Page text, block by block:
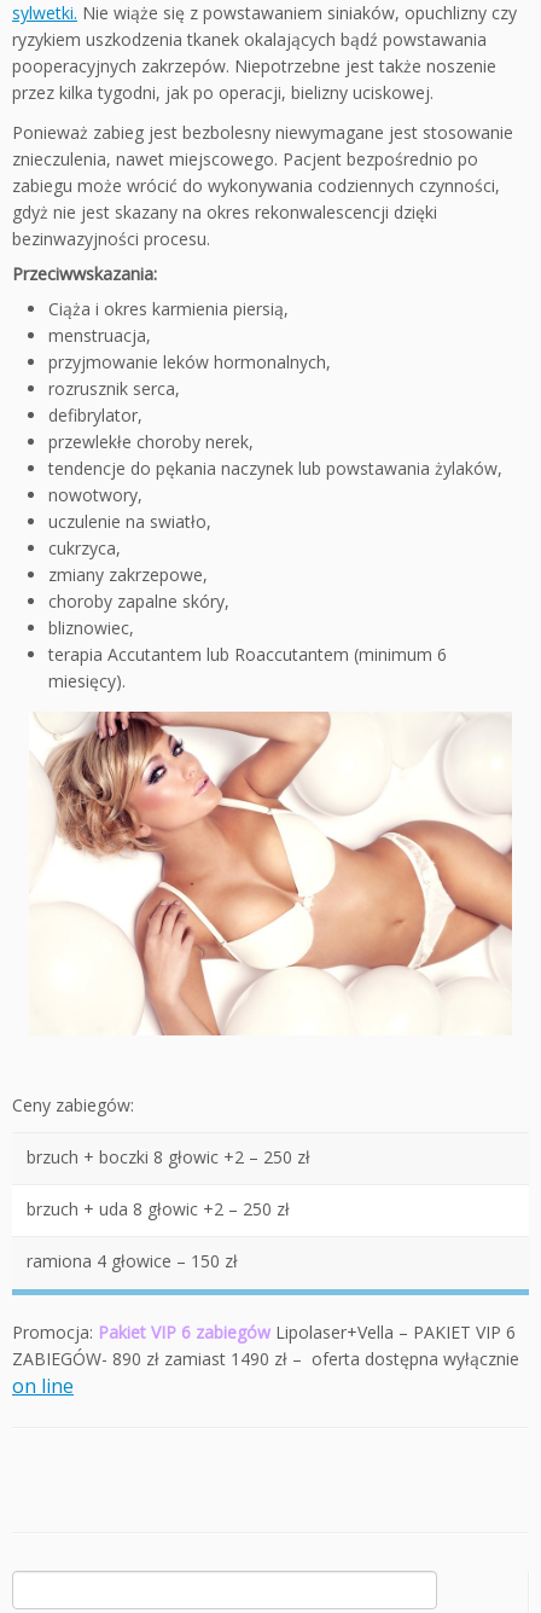
sylwetki. Nie wiąże się z powstawaniem siniaków, opuchlizny czy
ryzykiem uszkodzenia tkanek okalających bądź powstawania
pooperacyjnych zakrzepów. Niepotrzebne jest także noszenie
przez kilka tygodni, jak po operacji, bielizny uciskowej.
Ponieważ zabieg jest bezbolesny niewymagane jest stosowanie
znieczulenia, nawet miejscowego. Pacjent bezpośrednio po
zabiegu może wrócić do wykonywania codziennych czynności,
gdyż nie jest skazany na okres rekonwalescencji dzięki
bezinwazyjności procesu.
Przeciwwskazania:
Ciąża i okres karmienia piersią,
menstruacja,
przyjmowanie leków hormonalnych,
rozrusznik serca,
defibrylator,
przewlekłe choroby nerek,
tendencje do pękania naczynek lub powstawania żylaków,
nowotwory,
uczulenie na swiatło,
cukrzyca,
zmiany zakrzepowe,
choroby zapalne skóry,
bliznowiec,
terapia Accutantem lub Roaccutantem (minimum 6
miesięcy).
Ceny zabiegów:
brzuch + boczki 8 głowic +2 – 250 zł
brzuch + uda 8 głowic +2 – 250 zł
ramiona 4 głowice – 150 zł
Promocja: Pakiet VIP 6 zabiegów Lipolaser+Vella – PAKIET VIP 6
ZABIEGÓW- 890 zł zamiast 1490 zł – oferta dostępna wyłącznie
on line